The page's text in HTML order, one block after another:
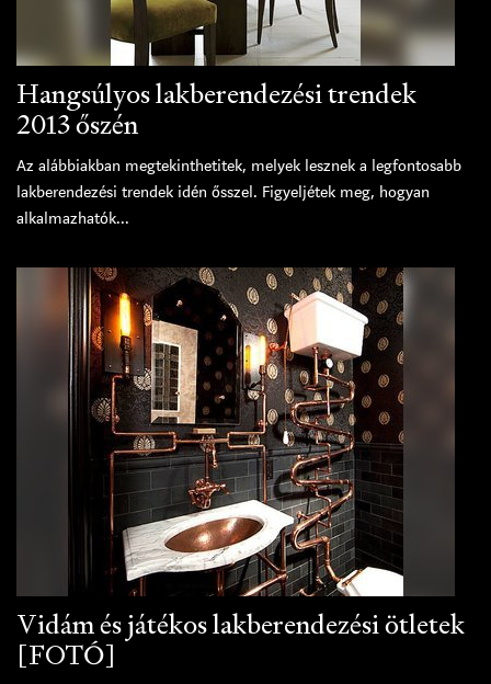
Hangsúlyos lakberendezési trendek
2013 őszén
Az alábbiakban megtekinthetitek, melyek lesznek a legfontosabb
lakberendezési trendek idén ősszel. Figyeljétek meg, hogyan
alkalmazhatók...
Vidám és játékos lakberendezési ötletek
[FOTÓ]